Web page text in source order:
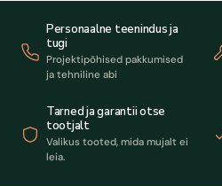
Personaalne teenindus ja
tugi
Projektipõhised pakkumised
ja tehniline abi
Tarned ja garantii otse
tootjalt
Valikus tooted, mida mujalt ei
leia.